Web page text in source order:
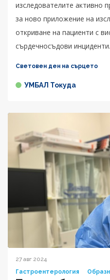
изследователите активно
за ново приложение на
откриване на пациенти с
сърдечносъдови инциденти.
Световен ден на сърцето
УМБАЛ Токуда
27 авг 2024
Гастроентерология